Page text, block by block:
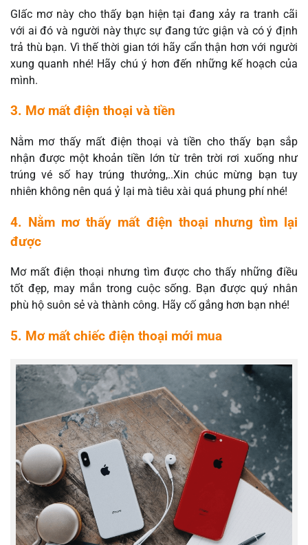
GIấc mơ này cho thấy bạn hiện tại đang xảy ra tranh cãi
với ai đó và người này thực sự đang tức giận và có ý định
trả thù bạn. Vì thế thời gian tới hãy cẩn thận hơn với người
xung quanh nhé! Hãy chú ý hơn đến những kế hoạch của
mình.
3. Mơ mất điện thoại và tiền
Nằm mơ thấy mất điện thoại và tiền cho thấy bạn sắp
nhận được một khoản tiền lớn từ trên trời rơi xuống như
trúng vé số hay trúng thưởng,..Xin chúc mừng bạn tuy
nhiên không nên quá ỷ lại mà tiêu xài quá phung phí nhé!
4. Nằm mơ thấy mất điện thoại nhưng tìm lại
được
Mơ mất điện thoại nhưng tìm được cho thấy những điều
tốt đẹp, may mắn trong cuộc sống. Bạn được quý nhân
phù hộ suôn sẻ và thành công. Hãy cố gắng hơn bạn nhé!
5. Mơ mất chiếc điện thoại mới mua